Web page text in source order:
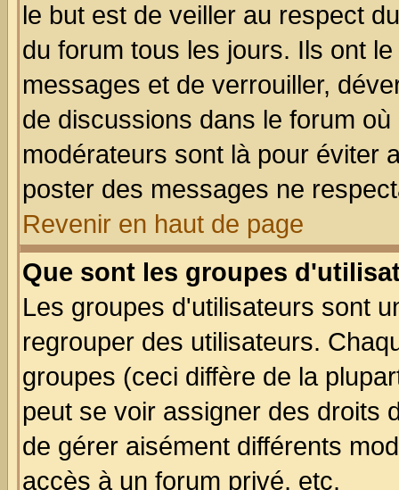
le but est de veiller au respect
du forum tous les jours. Ils ont
messages et de verrouiller,
de discussions dans le forum
modérateurs sont là pour éviter
poster des messages ne
Revenir en haut de page
Que sont les groupes
Les groupes d'utilisateurs sont
regrouper des utilisateurs.
groupes (ceci diffère de la
peut se voir assigner des droits
de gérer aisément différents
accès à un forum privé, etc.